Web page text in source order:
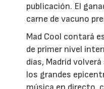
publicación. El
carne de vacuno
Mad Cool contará
de primer nivel
días, Madrid
los grandes